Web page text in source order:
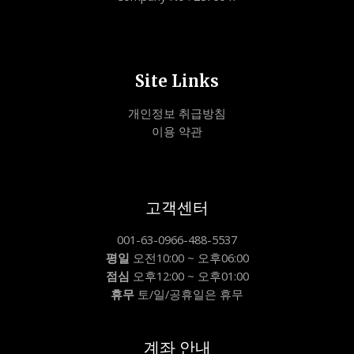
Site Links
개인정보 취급방침
이용 약관
고객센터
001-63-0966-488-5537
평일 오전10:00 ~ 오후06:00
점심 오후12:00 ~ 오후01:00
휴무 토/일/공휴일은 휴무
계좌 안내